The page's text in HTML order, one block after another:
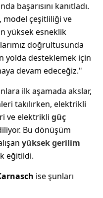
başarısını kanıtladı.
model çeşitliliği ve
yüksek esneklik
doğrultusunda
yolda desteklemek için
devam edeceğiz."
ilk aşamada akslar,
takılırken, elektrikli
ve elektrikli güç
Bu dönüşüm
yüksek gerilim
eğitildi.
ise şunları